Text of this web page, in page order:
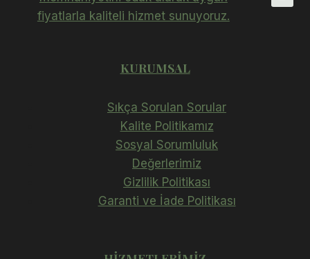
fiyatlarla kaliteli hizmet sunuyoruz.
KURUMSAL
Sıkça Sorulan Sorular
Kalite Politikamız
Sosyal Sorumluluk
Değerlerimiz
Gizlilik Politikası
Garanti ve İade Politikası